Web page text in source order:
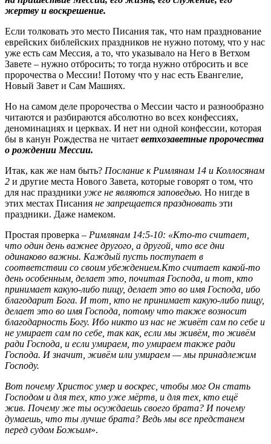
жертву и воскрешение.
Если толковать это место Писания так, что нам празднование
еврейских библейских праздников не нужно потому, что у нас
уже есть сам Мессия, а то, что указывало на Него в Ветхом
Завете – нужно отбросить; то тогда нужно отбросить и все
пророчества о Мессии! Потому что у нас есть Евангелие,
Новый Завет и Сам Машиях.
Но на самом деле пророчества о Мессии часто и разнообразно
читаются и разбираются абсолютно во всех конфессиях,
деноминациях и церквах. И нет ни одной конфессии, которая
бы в канун Рождества не читает ветхозаветные пророчества
о рождении Мессии.
Итак, как же нам быть? Послание к Римлянам 14 и Коллосянам
2 и другие места Нового Завета, которые говорят о том, что
для нас праздники уже не являются заповедью. Но нигде в
этих местах Писания не запрещается праздновать эти
праздники. Даже намеком.
Простая проверка – Римлянам 14:5-10: «Кто-то считает,
что один день важнее другого, а другой, что все дни
одинаково важны. Каждый пусть поступает в
соответствии со своим убеждением.Кто считает какой-то
день особенным, делает это, почитая Господа, и тот, кто
принимает какую-либо пищу, делает это во имя Господа, ибо
благодарит Бога. И тот, кто не принимает какую-либо пищу,
делает это во имя Господа, потому что также возносит
благодарность Богу. Ибо никто из нас не живёт сам по себе и
не умирает сам по себе, так как, если мы живём, то живём
ради Господа, и если умираем, то умираем также ради
Господа. И значит, живём или умираем — мы принадлежим
Господу.
Вот почему Христос умер и воскрес, чтобы мог Он стать
Господом и для тех, кто уже мёртв, и для тех, кто ещё
жив. Почему же ты осуждаешь своего брата? И почему
думаешь, что ты лучше брата? Ведь мы все предстанем
перед судом Божьим».